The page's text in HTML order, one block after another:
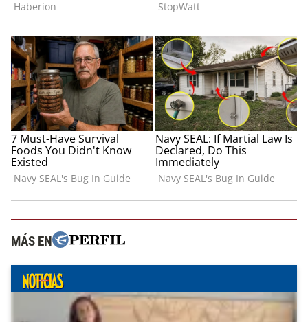
MÁS EN